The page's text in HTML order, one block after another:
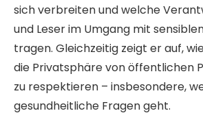
sich verbreiten und welche
und Leser im Umgang mit
tragen. Gleichzeitig zeigt er auf,
die Privatsphäre von öffentlichen
zu respektieren – insbesondere,
gesundheitliche Fragen geht.